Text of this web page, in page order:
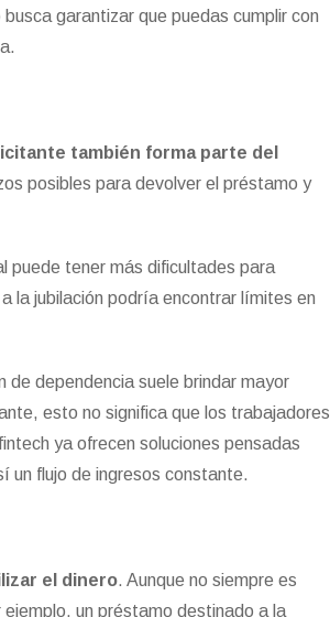
garantizar que puedas cumplir con
también forma parte del
posibles para devolver el préstamo y
puede tener más dificultades para
la jubilación podría encontrar límites en
de dependencia suele brindar mayor
esto no significa que los trabajadores
ya ofrecen soluciones pensadas
un flujo de ingresos constante.
el dinero. Aunque no siempre es
un préstamo destinado a la